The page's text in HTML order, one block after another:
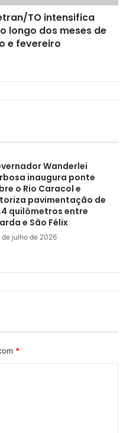
TO intensifica
longo dos meses de
e fevereiro
Wanderlei
inaugura ponte
o Rio Caracol e
pavimentação de
quilômetros entre
e São Félix
de julho de 2026
*